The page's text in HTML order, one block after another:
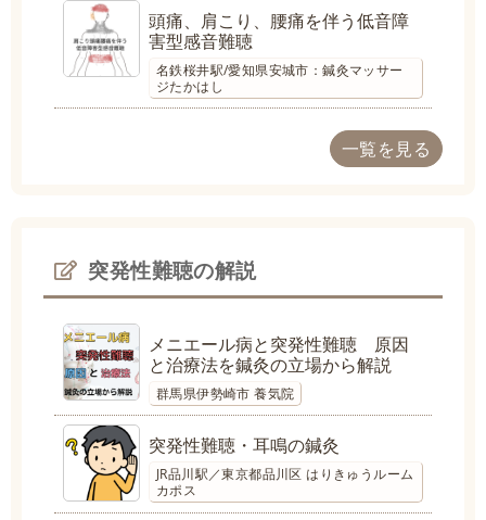
頭痛、肩こり、腰痛を伴う低音障
害型感音難聴
名鉄桜井駅/愛知県安城市：鍼灸マッサー
ジたかはし
一覧を見る
突発性難聴の解説
メニエール病と突発性難聴 原因
と治療法を鍼灸の立場から解説
群馬県伊勢崎市 養気院
突発性難聴・耳鳴の鍼灸
JR品川駅／東京都品川区 はりきゅうルーム
カポス